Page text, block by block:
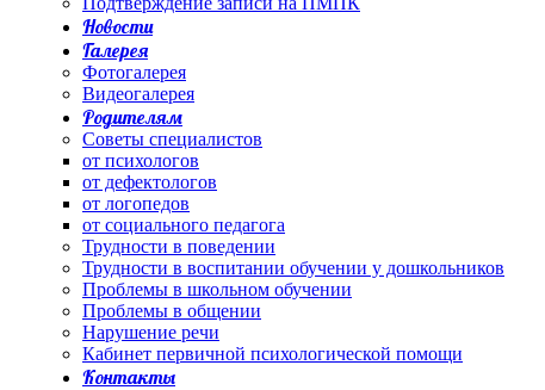
Новости
Галерея
Фотогалерея
Видеогалерея
Родителям
Советы специалистов
от психологов
от дефектологов
от логопедов
от социального педагога
Трудности в поведении
Трудности в воспитании обучении у дошкольников
Проблемы в школьном обучении
Проблемы в общении
Нарушение речи
Кабинет первичной психологической помощи
Контакты